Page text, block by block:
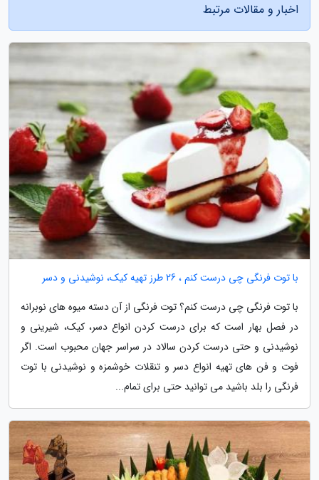
اخبار و مقالات مرتبط
با توت فرنگی چی درست کنم ، 26 طرز تهیه کیک، نوشیدنی و دسر
با توت فرنگی چی درست کنم؟ توت فرنگی از آن دسته میوه های نوبرانه
در فصل بهار است که برای درست کردن انواع دسر، کیک، شیرینی و
نوشیدنی و حتی درست کردن سالاد در سراسر جهان محبوب است. اگر
فوت و فن های تهیه انواع دسر و تنقلات خوشمزه و نوشیدنی با توت
فرنگی را بلد باشید می توانید حتی برای تمام...